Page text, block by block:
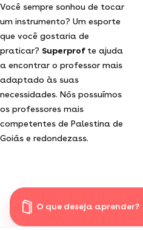
Você sempre sonhou de tocar
um instrumento? Um esporte
que você gostaria de
praticar? Superprof te ajuda
a encontrar o professor mais
adaptado às suas
necessidades. Nós possuímos
os professores mais
competentes de Palestina de
Goiás e redondezass.
O que deseja aprender?